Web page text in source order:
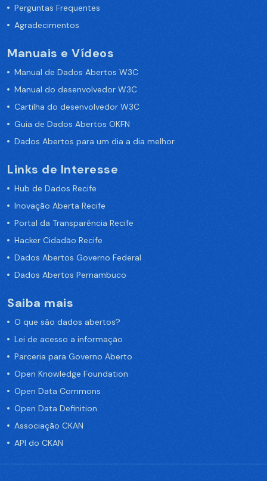
Perguntas Frequentes
Agradecimentos
Manuais e Vídeos
Manual de Dados Abertos W3C
Manual do desenvolvedor W3C
Cartilha do desenvolvedor W3C
Guia de Dados Abertos OKFN
Dados Abertos para um dia a dia melhor
Links de Interesse
Hub de Dados Recife
Inovação Aberta Recife
Portal da Transparência Recife
Hacker Cidadão Recife
Dados Abertos Governo Federal
Dados Abertos Pernambuco
Saiba mais
O que são dados abertos?
Lei de acesso a informação
Parceria para Governo Aberto
Open Knowledge Foundation
Open Data Commons
Open Data Definition
Associação CKAN
API do CKAN